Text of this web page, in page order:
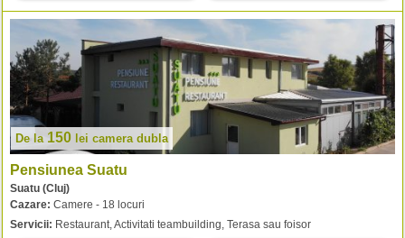
De la 150 lei camera dubla
Pensiunea Suatu
Suatu (Cluj)
Cazare: Camere - 18 locuri
Servicii: Restaurant, Activitati teambuilding, Terasa sau foisor